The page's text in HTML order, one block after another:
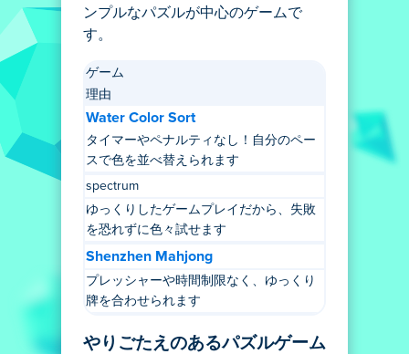
ンプルなパズルが中心のゲームで
す。
ゲーム
理由
Water Color Sort
タイマーやペナルティなし！自分のペー
スで色を並べ替えられます
spectrum
ゆっくりしたゲームプレイだから、失敗
を恐れずに色々試せます
Shenzhen Mahjong
プレッシャーや時間制限なく、ゆっくり
牌を合わせられます
やりごたえのあるパズルゲーム